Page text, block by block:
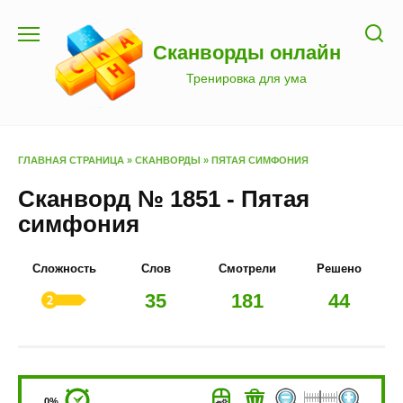
содержанию
Сканворды онлайн
Тренировка для ума
ГЛАВНАЯ СТРАНИЦА » СКАНВОРДЫ » ПЯТАЯ СИМФОНИЯ
Сканворд № 1851 - Пятая
симфония
Сложность Слов
35
Смотрели
181
Решено
44